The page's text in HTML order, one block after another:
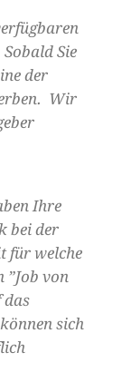
Sie
der
Wir
Ihre
bei der
für welche
von
das
sich